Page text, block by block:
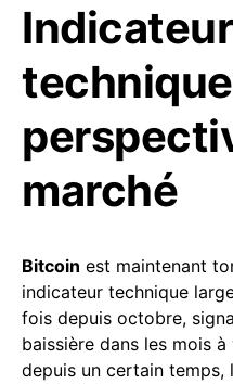
marché
Bitcoin est maintenant
indicateur technique
fois depuis octobre,
baissière dans les mois
depuis un certain temps,